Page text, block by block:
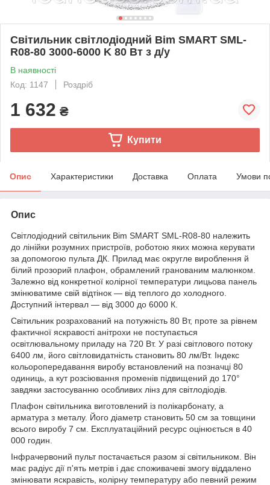
Світильник світлодіодний Bim SMART SML-
R08-80 3000-6000 K 80 Вт з д/у
В наявності
Код: 1147
Роздріб
1 632 ₴
Купити
Опис Характеристики Доставка Оплата Умови
Опис
Світлодіодний світильник Bim SMART SML-R08-80 належить
до лінійки розумних пристроїв, роботою яких можна керувати
за допомогою пульта ДК. Прилад має округле вироблення й
білий прозорий плафон, обрамлений гранованим малюнком.
Залежно від конкретної колірної температури лицьова панель
змінюватиме свій відтінок — від теплого до холодного.
Доступний інтервал — від 3000 до 6000 К.
Світильник розрахований на потужність 80 Вт, проте за рівнем
фактичної яскравості анітрохи не поступається
освітлювальному приладу на 720 Вт. У разі світлового потоку
6400 лм, його світловидатність становить 80 лм/Вт. Індекс
кольоропередавання виробу встановлений на позначці 80
одиниць, а кут розсіювання променів підвищений до 170°
завдяки застосуванню особливих лінз для світлодіодів.
Плафон світильника виготовлений із полікарбонату, а
арматура з металу. Його діаметр становить 50 см за товщини
всього виробу 7 см. Експлуатаційний ресурс оцінюється в 40
000 годин.
Інфрачервоний пульт постачається разом зі світильником. Він
має радіус дії п'ять метрів і дає споживачеві змогу віддалено
змінювати яскравість, колірну температуру або певний режим